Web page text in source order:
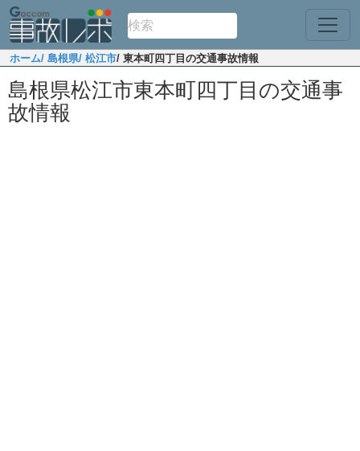
ホーム/ 島根県/ 松江市/ 東本町四丁目の交通事故情報
島根県松江市東本町四丁目の交通事
故情報